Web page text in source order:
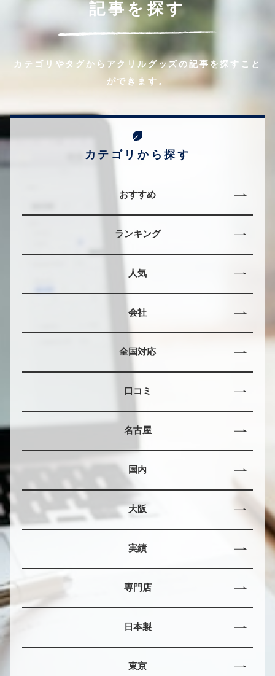
記事を探す
カテゴリやタグからアクリルグッズの記事を探すこと
ができます。
カテゴリから探す
おすすめ
ランキング
人気
会社
全国対応
口コミ
名古屋
国内
大阪
実績
専門店
日本製
東京